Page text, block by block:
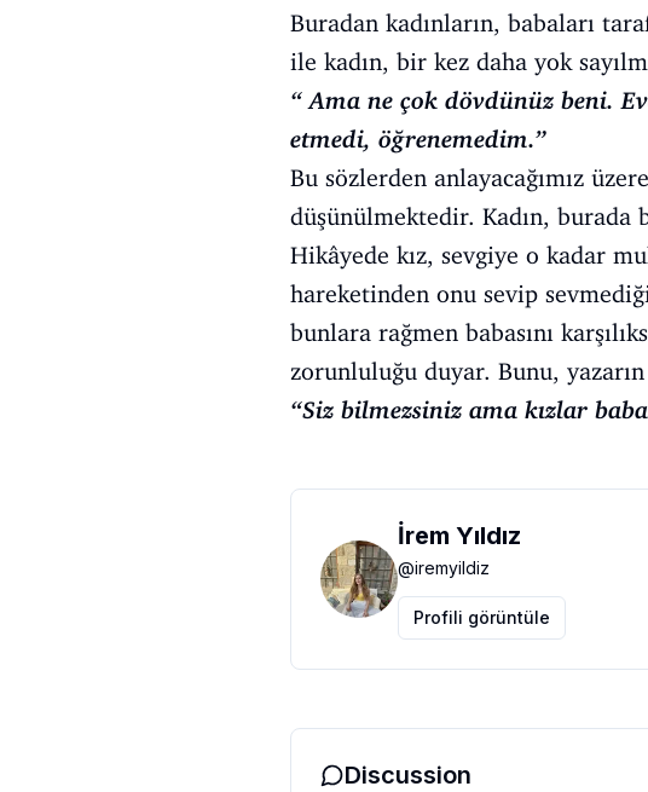
Buradan kadınların, babaları
ile kadın, bir kez daha yok
“ Ama ne çok dövdünüz beni.
etmedi, öğrenemedim.”
Bu sözlerden anlayacağımız
düşünülmektedir. Kadın,
Hikâyede kız, sevgiye o kadar
hareketinden onu sevip
bunlara rağmen babasını
zorunluluğu duyar. Bunu,
“Siz bilmezsiniz ama kızlar
İrem Yıldız
@iremyildiz
Profili görüntüle
Discussion